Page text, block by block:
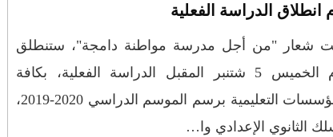
انطلاق الدراسة الفعلية
شعار "من أجل مدرسة مواطنة دامجة"، ستنطلق
يوم الخميس 5 شتنبر المقبل الدراسة الفعلية، بكافة
المؤسسات التعليمية برسم الموسم الدراسي 2020-2019،
الثانوي الإعدادي وا…